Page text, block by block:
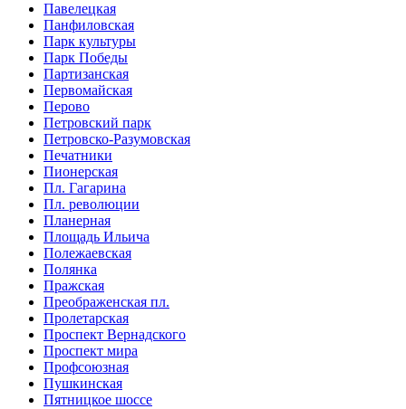
Павелецкая
Панфиловская
Парк культуры
Парк Победы
Партизанская
Первомайская
Перово
Петровский парк
Петровско-Разумовская
Печатники
Пионерская
Пл. Гагарина
Пл. революции
Планерная
Площадь Ильича
Полежаевская
Полянка
Пражская
Преображенская пл.
Пролетарская
Проспект Вернадского
Проспект мира
Профсоюзная
Пушкинская
Пятницкое шоссе